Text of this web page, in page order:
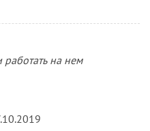
работать на нем